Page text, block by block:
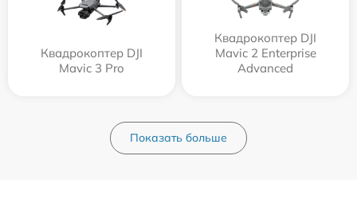
Квадрокоптер DJI
Mavic 3 Pro
Квадрокоптер DJI
Mavic 2 Enterprise
Advanced
Показать больше